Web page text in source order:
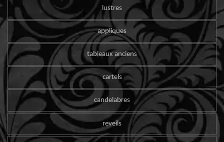
lustres
appliques
tableaux anciens
cartels
candelabres
reveils